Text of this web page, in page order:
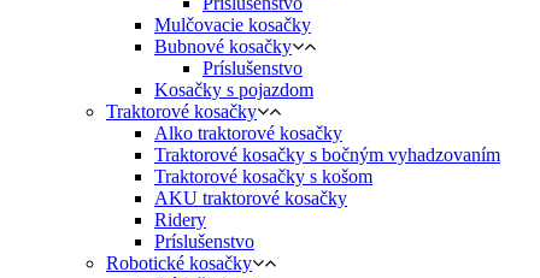
Mulčovacie kosačky
Bubnové kosačky
Príslušenstvo
Kosačky s pojazdom
Traktorové kosačky
Alko traktorové kosačky
Traktorové kosačky s bočným vyhadzovaním
Traktorové kosačky s košom
AKU traktorové kosačky
Ridery
Príslušenstvo
Robotické kosačky